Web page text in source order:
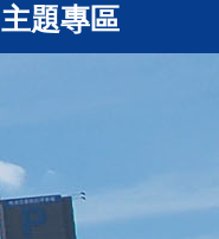
主題專區